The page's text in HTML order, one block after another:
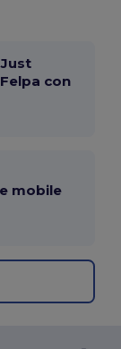
con
mobile